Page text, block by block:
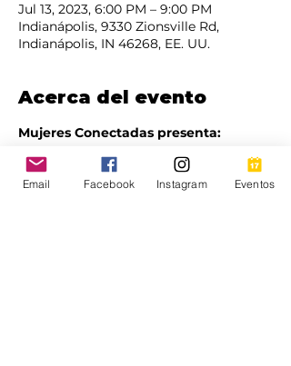
Jul 13, 2023, 6:00 PM – 9:00 PM
Indianápolis, 9330 Zionsville Rd,
Indianápolis, IN 46268, EE. UU.
Acerca del evento
Mujeres Conectadas presenta:
Puntos principales del taller:
Introducción a
CHATGPT :
Email Facebook Instagram Eventos